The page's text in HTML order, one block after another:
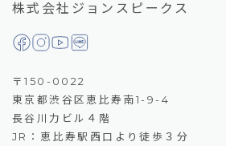
株式会社ジョンスピークス
〒150-0022
東京都渋谷区恵比寿南1-9-4
長谷川力ビル４階
JR：恵比寿駅西口より徒歩３分